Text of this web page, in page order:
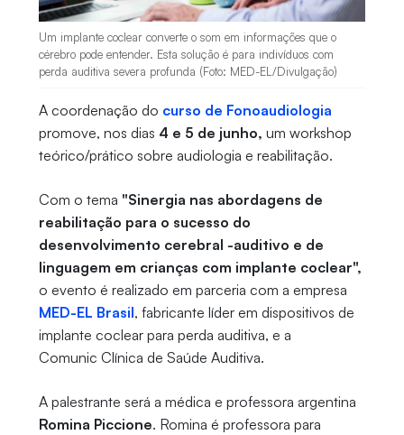
Um implante coclear converte o som em informações que o
cérebro pode entender. Esta solução é para indivíduos com
perda auditiva severa profunda (Foto: MED-EL/Divulgação)
A coordenação do curso de Fonoaudiologia
promove, nos dias 4 e 5 de junho, um workshop
teórico/prático sobre audiologia e reabilitação.
Com o tema "Sinergia nas abordagens de
reabilitação para o sucesso do
desenvolvimento cerebral -auditivo e de
linguagem em crianças com implante coclear",
o evento é realizado em parceria com a empresa
MED-EL Brasil, fabricante líder em dispositivos de
implante coclear para perda auditiva, e a
Comunic Clínica de Saúde Auditiva.
A palestrante será a médica e professora argentina
Romina Piccione. Romina é professora para